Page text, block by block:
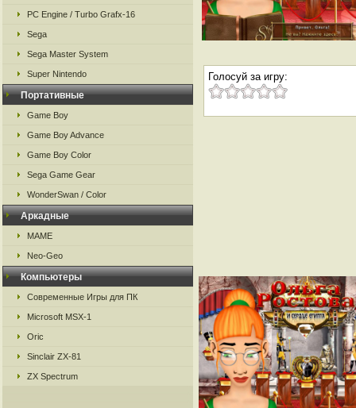
PC Engine / Turbo Grafx-16
Sega
Sega Master System
Super Nintendo
Портативные
Game Boy
Game Boy Advance
Game Boy Color
Sega Game Gear
WonderSwan / Color
Аркадные
MAME
Neo-Geo
Компьютеры
Современные Игры для ПК
Microsoft MSX-1
Oric
Sinclair ZX-81
ZX Spectrum
Голосуй за игру: